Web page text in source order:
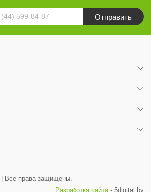
Отправить
| Все права защищены.
Разработка сайта - 5digital.by